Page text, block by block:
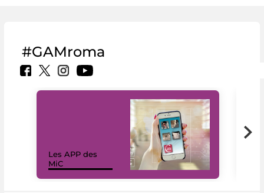
#GAMroma
Les APP des
MiC